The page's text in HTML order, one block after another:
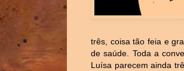
três, coisa tão feia e
de saúde. Toda a
Luísa parecem ainda